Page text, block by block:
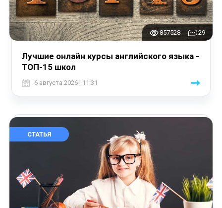
857528 29
Лучшие онлайн курсы английского языка -
ТОП-15 школ
6 августа 2026 | 11:31
СТАТЬЯ